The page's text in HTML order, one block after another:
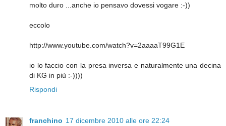
molto duro ...anche io pensavo dovessi vogare :-))
eccolo
http://www.youtube.com/watch?v=2aaaaT99G1E
io lo faccio con la presa inversa e naturalmente una decina
di KG in più :-))))
Rispondi
franchino 17 dicembre 2010 alle ore 22:24